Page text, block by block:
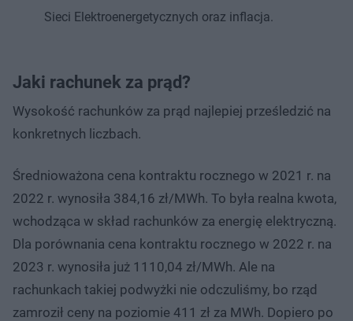
Sieci Elektroenergetycznych oraz inflacja.
Jaki rachunek za prąd?
Wysokość rachunków za prąd najlepiej prześledzić na
konkretnych liczbach.
Średnioważona cena kontraktu rocznego w 2021 r. na
2022 r. wynosiła 384,16 zł/MWh. To była realna kwota,
wchodząca w skład rachunków za energię elektryczną.
Dla porównania cena kontraktu rocznego w 2022 r. na
2023 r. wynosiła już 1110,04 zł/MWh. Ale na
rachunkach takiej podwyżki nie odczuliśmy, bo rząd
zamroził ceny na poziomie 411 zł za MWh. Dopiero po